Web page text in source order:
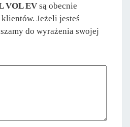
VOL EV są obecnie
Jeżeli jesteś
do wyrażenia swojej